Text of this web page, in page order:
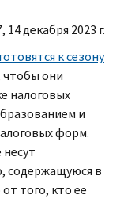
14 декабря 2023 г.
готовятся к сезону
чтобы они
налоговых
и
форм.
содержащуюся в
того, кто ее